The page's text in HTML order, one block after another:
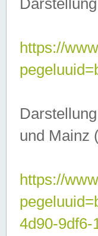
https://
und Mainz
https://
4d90-9df6-